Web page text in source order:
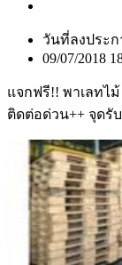
วันที่ลงประก
09/07/2018
แจกฟรี!! พาเลทไ
ติดต่อด่วน++ จุดรั